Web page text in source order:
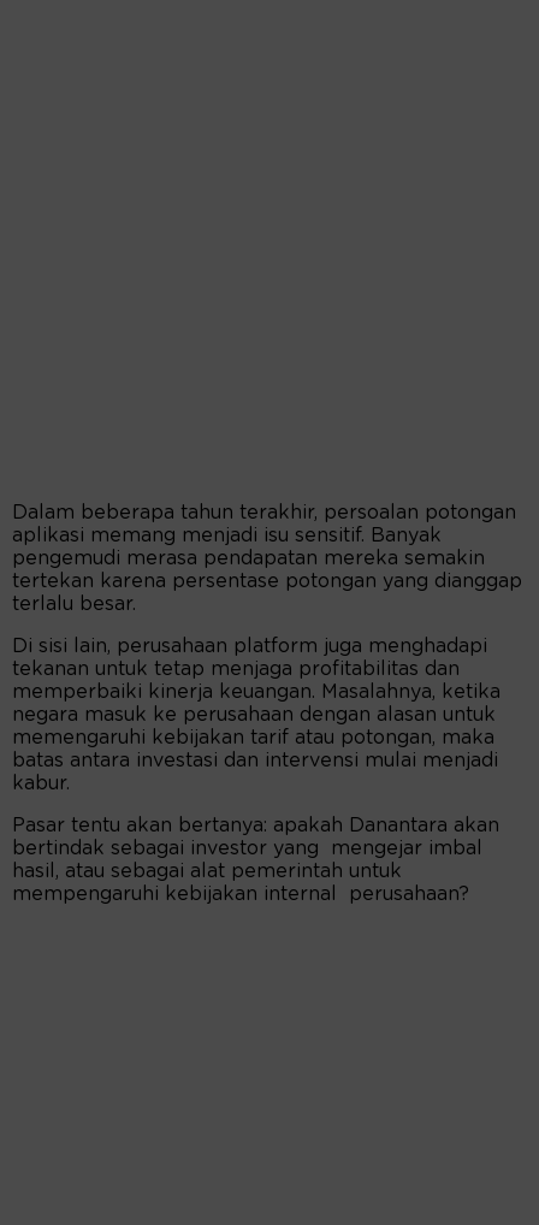
Dalam beberapa tahun terakhir, persoalan potongan
aplikasi memang menjadi isu sensitif. Banyak
pengemudi merasa pendapatan mereka semakin
tertekan karena persentase potongan yang dianggap
terlalu besar.
Di sisi lain, perusahaan platform juga menghadapi
tekanan untuk tetap menjaga profitabilitas dan
memperbaiki kinerja keuangan. Masalahnya, ketika
negara masuk ke perusahaan dengan alasan untuk
memengaruhi kebijakan tarif atau potongan, maka
batas antara investasi dan intervensi mulai menjadi
kabur.
Pasar tentu akan bertanya: apakah Danantara akan
bertindak sebagai investor yang mengejar imbal
hasil, atau sebagai alat pemerintah untuk
mempengaruhi kebijakan internal perusahaan?